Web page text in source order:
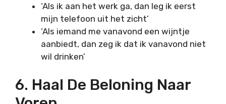
‘Als ik aan het werk ga, dan leg ik eerst
mijn telefoon uit het zicht’
‘Als iemand me vanavond een wijntje
aanbiedt, dan zeg ik dat ik vanavond niet
wil drinken’
6. Haal De Beloning Naar